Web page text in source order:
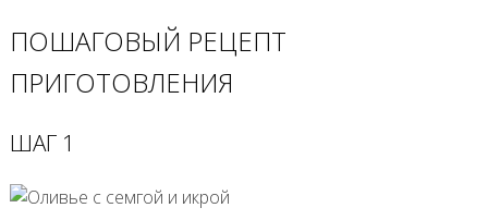
ПОШАГОВЫЙ РЕЦЕПТ
ПРИГОТОВЛЕНИЯ
ШАГ 1